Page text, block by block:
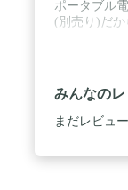
充電の設定
かないとこ
きます。 /
最長5年保
年)。万が
トセンター
ポータブル
(別売り)だか
みんなの
まだレビュ